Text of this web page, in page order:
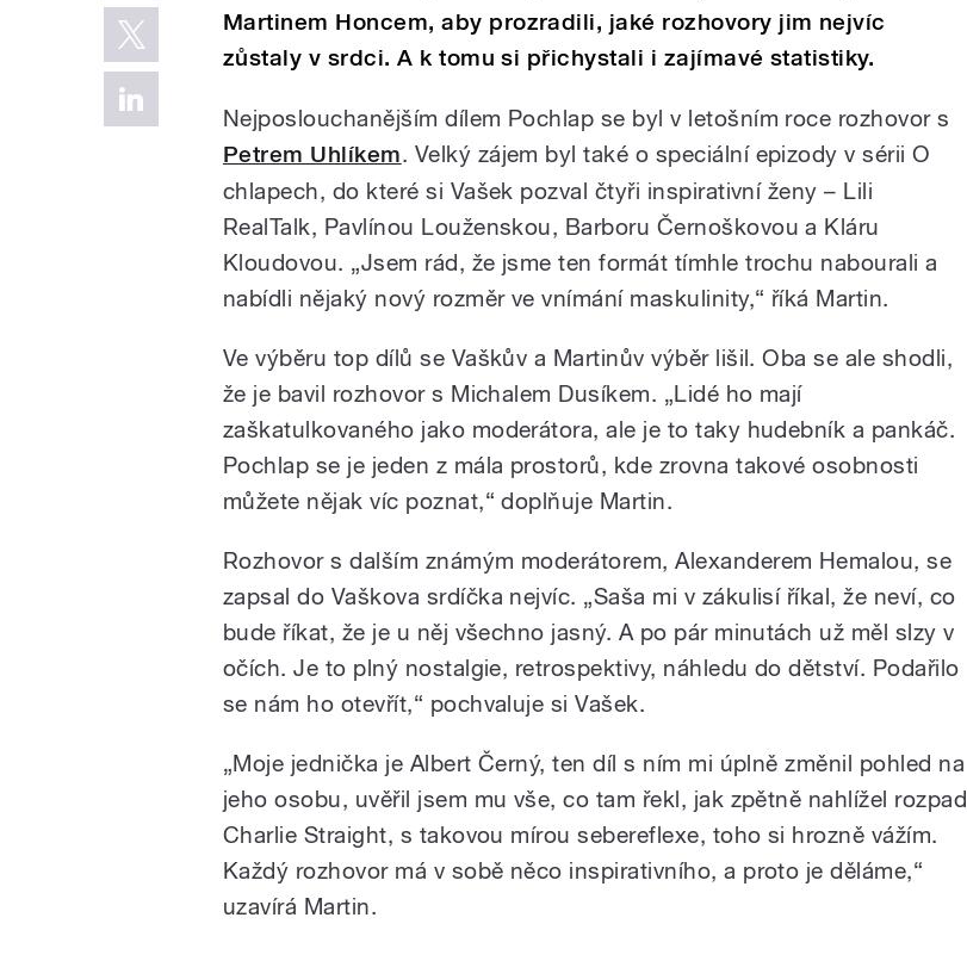
Martinem Honcem, aby prozradili, jaké rozhovory jim nejvíc
zůstaly v srdci. A k tomu si přichystali i zajímavé statistiky.
Nejposlouchanějším dílem Pochlap se byl v letošním roce rozhovor s
Petrem Uhlíkem. Velký zájem byl také o speciální epizody v sérii O
chlapech, do které si Vašek pozval čtyři inspirativní ženy – Lili
RealTalk, Pavlínou Louženskou, Barboru Černoškovou a Kláru
Kloudovou. „Jsem rád, že jsme ten formát tímhle trochu nabourali a
nabídli nějaký nový rozměr ve vnímání maskulinity,“ říká Martin.
Ve výběru top dílů se Vaškův a Martinův výběr lišil. Oba se ale shodli,
že je bavil rozhovor s Michalem Dusíkem. „Lidé ho mají
zaškatulkovaného jako moderátora, ale je to taky hudebník a pankáč.
Pochlap se je jeden z mála prostorů, kde zrovna takové osobnosti
můžete nějak víc poznat,“ doplňuje Martin.
Rozhovor s dalším známým moderátorem, Alexanderem Hemalou, se
zapsal do Vaškova srdíčka nejvíc. „Saša mi v zákulisí říkal, že neví, co
bude říkat, že je u něj všechno jasný. A po pár minutách už měl slzy v
očích. Je to plný nostalgie, retrospektivy, náhledu do dětství. Podařilo
se nám ho otevřít,“ pochvaluje si Vašek.
„Moje jednička je Albert Černý, ten díl s ním mi úplně změnil pohled na
jeho osobu, uvěřil jsem mu vše, co tam řekl, jak zpětně nahlížel rozpad
Charlie Straight, s takovou mírou sebereflexe, toho si hrozně vážím.
Každý rozhovor má v sobě něco inspirativního, a proto je děláme,“
uzavírá Martin.